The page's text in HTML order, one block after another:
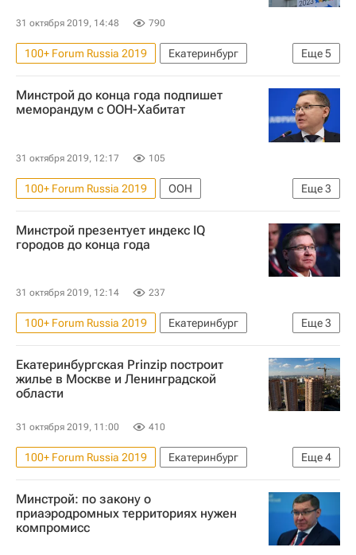
31 октября 2019, 14:48 790
Еще5
100+ Forum Russia 2019
Екатеринбург
Андрей Козицын
Владимир Якушев
Инфраструктура
Универсиада УГМК
Минстрой до конца года подпишет
меморандум с ООН-Хабитат
31 октября 2019, 12:17 105
Еще3
100+ Forum Russia 2019
ООН
Екатеринбург
Владимир Якушев
Министерство строительства и жилищно-коммунального хозяйства РФ (Минстрой России)
Минстрой презентует индекс IQ
городов до конца года
31 октября 2019, 12:14 237
Еще3
100+ Forum Russia 2019
Екатеринбург
Владимир Якушев
Министерство строительства и жилищно-коммунального хозяйства РФ (Минстрой России)
Города
Екатеринбургская Prinzip построит
жилье в Москве и Ленинградской
области
31 октября 2019, 11:00 410
Еще4
100+ Forum Russia 2019
Екатеринбург
Ленинградская область
Москва
Девелоперы
Жилье
Минстрой: по закону о
приаэродромных территориях нужен
компромисс